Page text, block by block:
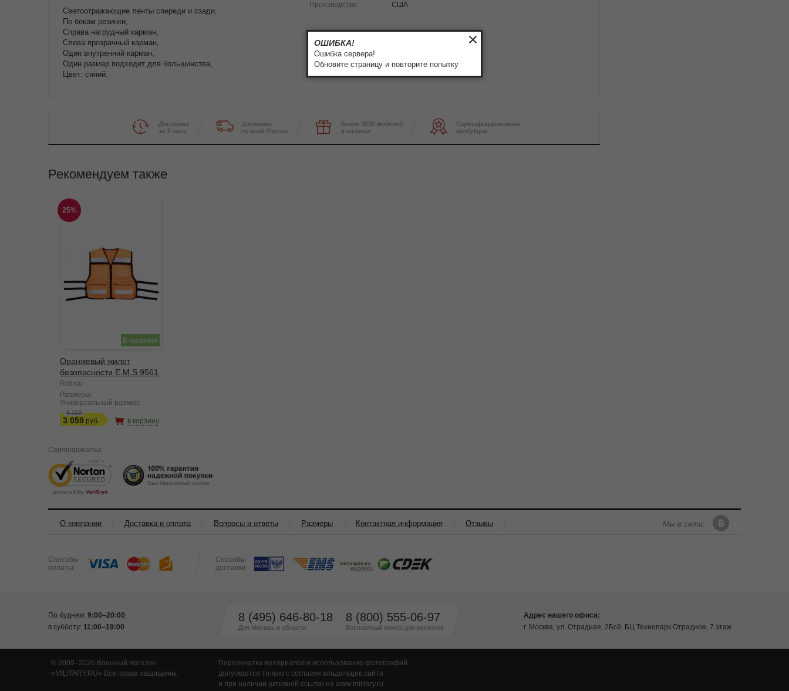
Светоотражающие ленты спереди и сзади,
По бокам резинки,
Справа нагрудный карман,
Слева прозрачный карман,
Один внутренний карман,
Один размер подходит для большинства,
Цвет: синий.
Производство
США
Доставка
за 3 часа
Доставка
по всей России
Более 3000 моделей
в наличии
Сертифицированная
продукция
Рекомендуем также
25%
В наличии
Оранжевый жилет
безопасности E.M.S 9561
Rothco
Размеры:
Универсальный размер
4 199
3 059 в корзину
Сертификаты:
О компании Доставка и оплата Вопросы и ответы Размеры Контактная информация Отзывы Мы в сети:
Способы
оплаты:
Способы
доставки:
По будням: 9:00–20:00,
в субботу: 11:00–19:00
8 (495) 646-80-18
Для Москвы и области
8 (800) 555-06-97
Бесплатный номер для регионов
Адрес нашего офиса:
г. Москва, ул. Отрадная, 2Бс9, БЦ Технопарк Отрадное, 7 этаж
© 2009–2026 Военный магазин
MILITARY.RU
Все права защищены.
Перепечатка материалов и использование фотографий
допускается только с согласия владельцев сайта
и при наличии активной ссылки на www.military.ru
ОШИБКА!
Ошибка сервера!
Обновите страницу и повторите попытку